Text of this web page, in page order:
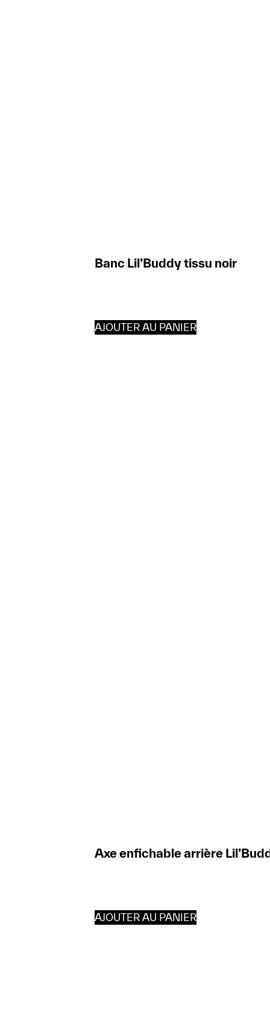
Banc Lil’Buddy tissu noir
AJOUTER AU PANIER
Axe enfichable arrière
AJOUTER AU PANIER